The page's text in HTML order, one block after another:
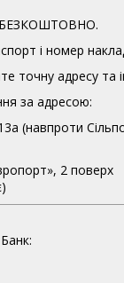
БЕЗКОШТОВНО.
і номер
точну адресу та
за адресою:
(навпроти
2 поверх